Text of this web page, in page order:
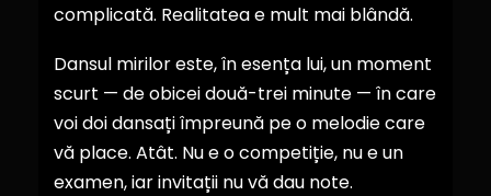
complicată. Realitatea e mult mai blândă.
Dansul mirilor este, în esența lui, un moment
scurt — de obicei două-trei minute — în care
voi doi dansați împreună pe o melodie care
vă place. Atât. Nu e o competiție, nu e un
examen, iar invitații nu vă dau note.